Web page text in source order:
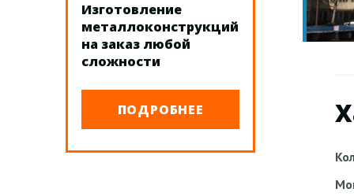
Изготовление
металлоконструкций
на заказ любой
сложности
ПОДРОБНЕЕ